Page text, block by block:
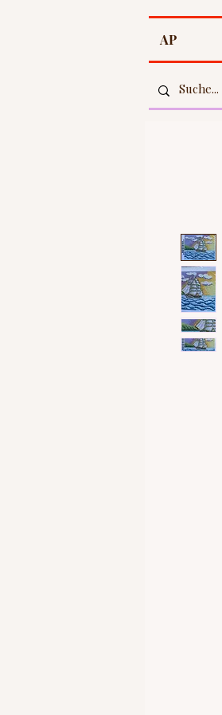
AP